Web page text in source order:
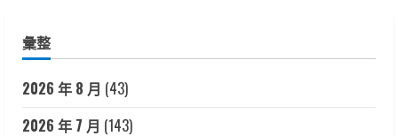
彙整
2026 年 8 月 (43)
2026 年 7 月 (143)